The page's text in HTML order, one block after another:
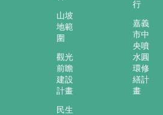
山坡
地範
圍
觀光
前瞻
建設
計畫
民生
行
嘉義
市中
央噴
水圓
環修
繕計
畫